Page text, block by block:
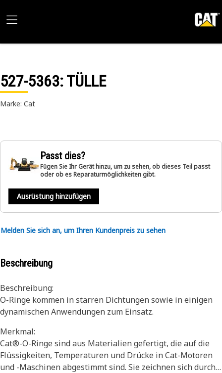
527-5363: TÜLLE
Marke: Cat
Passt dies?
Fügen Sie Ihr Gerät hinzu, um zu sehen, ob dieses Teil passt
oder ob es Reparaturmöglichkeiten gibt.
Ausrüstung hinzufügen
Melden Sie sich an, um Ihren Kundenpreis zu sehen
Beschreibung
Beschreibung:
O-Ringe kommen in starren Dichtungen sowie in einigen
dynamischen Anwendungen zum Einsatz.
Merkmal:
Cat®-O-Ringe sind aus Materialien gefertigt, die auf die
Flüssigkeiten, Temperaturen und Drücke in Cat-Motoren
und -Maschinen abgestimmt sind. Sie zeichnen sich durch